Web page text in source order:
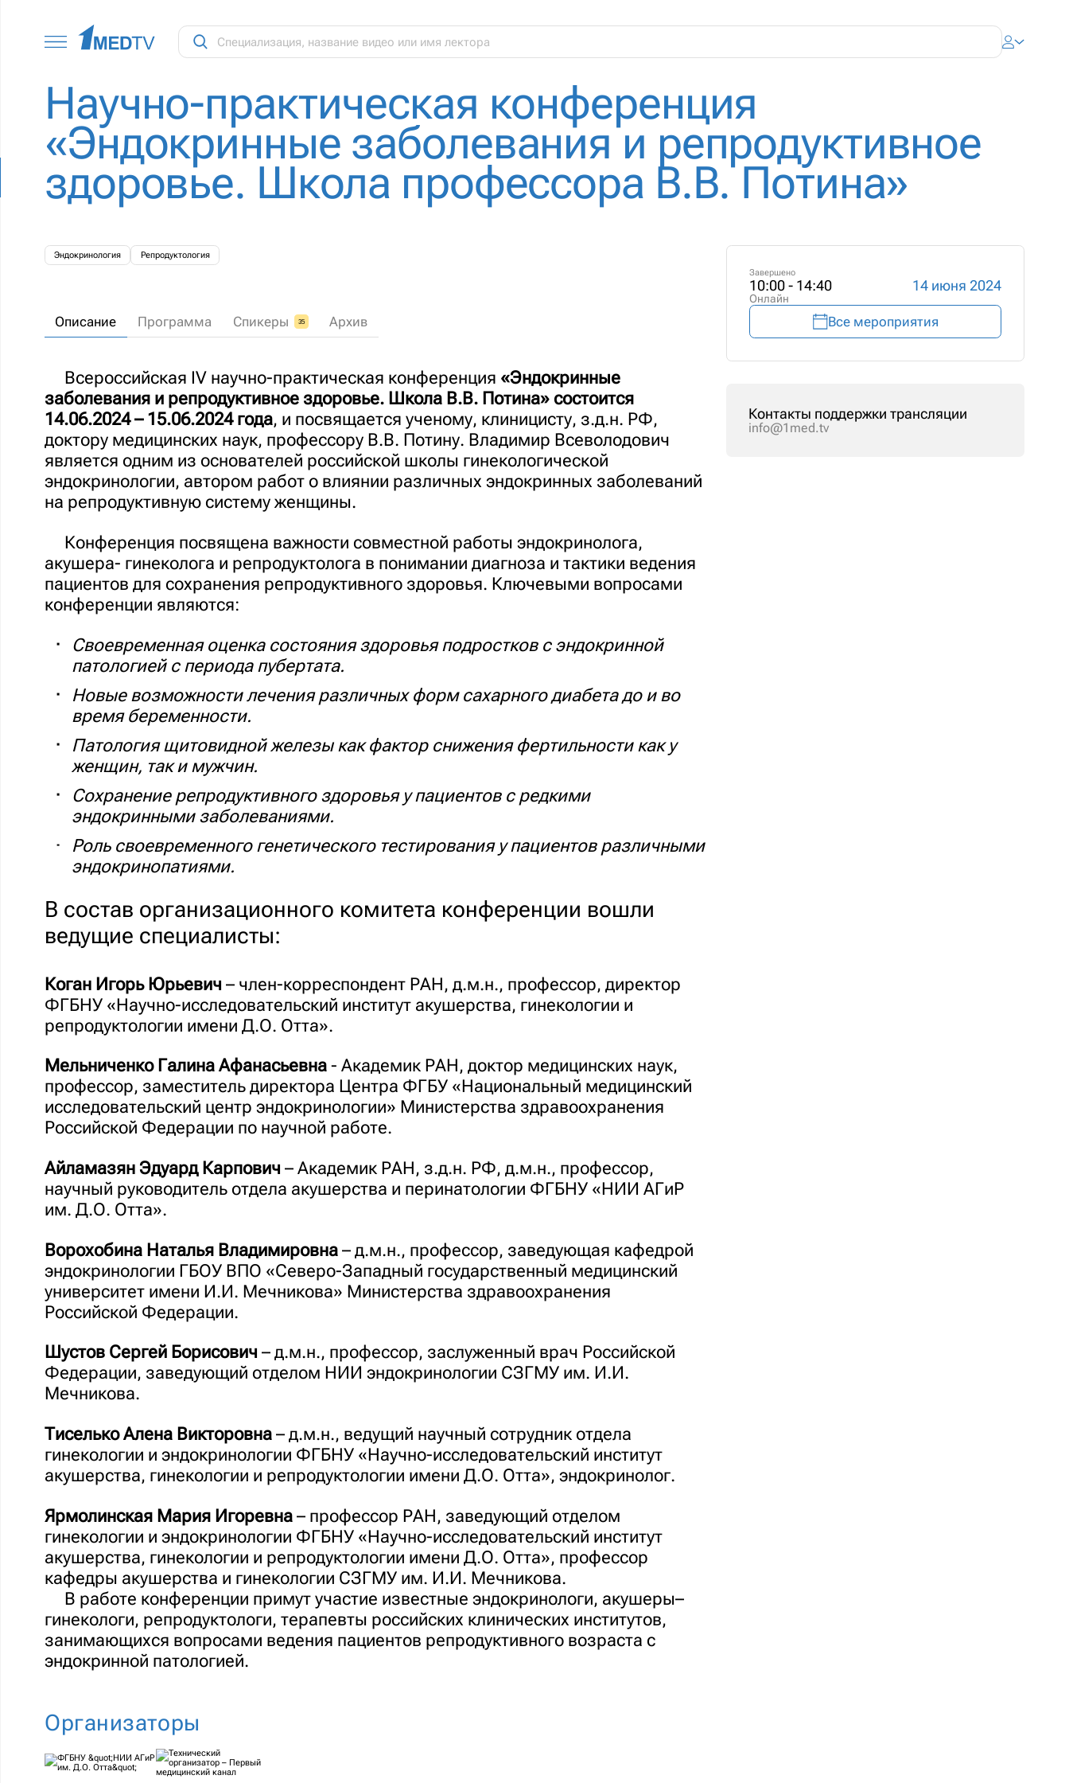
Научно-практическая конференция
«Эндокринные заболевания и репродуктивное
здоровье. Школа профессора В.В. Потина»
Эндокринология Репродуктология
Описание Программа Спикеры 35 Архив
Всероссийская IV научно-практическая конференция «Эндокринные
заболевания и репродуктивное здоровье. Школа В.В. Потина» состоится
14.06.2024 – 15.06.2024 года, и посвящается ученому, клиницисту, з.д.н. РФ,
доктору медицинских наук, профессору В.В. Потину. Владимир Всеволодович
является одним из основателей российской школы гинекологической
эндокринологии, автором работ о влиянии различных эндокринных заболеваний
на репродуктивную систему женщины.
Конференция посвящена важности совместной работы эндокринолога,
акушера- гинеколога и репродуктолога в понимании диагноза и тактики ведения
пациентов для сохранения репродуктивного здоровья. Ключевыми вопросами
конференции являются:
Своевременная оценка состояния здоровья подростков с эндокринной
патологией с периода пубертата.
Новые возможности лечения различных форм сахарного диабета до и во
время беременности.
Патология щитовидной железы как фактор снижения фертильности как у
женщин, так и мужчин.
Сохранение репродуктивного здоровья у пациентов с редкими
эндокринными заболеваниями.
Роль своевременного генетического тестирования у пациентов различными
эндокринопатиями.
В состав организационного комитета конференции вошли
ведущие специалисты:
Коган Игорь Юрьевич – член-корреспондент РАН, д.м.н., профессор, директор
ФГБНУ «Научно-исследовательский институт акушерства, гинекологии и
репродуктологии имени Д.О. Отта».
Мельниченко Галина Афанасьевна- Академик РАН, доктор медицинских наук,
профессор, заместитель директора Центра ФГБУ «Национальный медицинский
исследовательский центр эндокринологии» Министерства здравоохранения
Российской Федерации по научной работе.
Айламазян Эдуард Карпович – Академик РАН, з.д.н. РФ, д.м.н., профессор,
научный руководитель отдела акушерства и перинатологии ФГБНУ «НИИ АГиР
им. Д.О. Отта».
Ворохобина Наталья Владимировна– д.м.н., профессор, заведующая кафедрой
эндокринологии ГБОУ ВПО «Северо-Западный государственный медицинский
университет имени И.И. Мечникова» Министерства здравоохранения
Российской Федерации.
Шустов Сергей Борисович – д.м.н., профессор, заслуженный врач Российской
Федерации, заведующий отделом НИИ эндокринологии СЗГМУ им. И.И.
Мечникова.
Тиселько Алена Викторовна– д.м.н., ведущий научный сотрудник отдела
гинекологии и эндокринологии ФГБНУ «Научно-исследовательский институт
акушерства, гинекологии и репродуктологии имени Д.О. Отта», эндокринолог.
Ярмолинская Мария Игоревна– профессор РАН, заведующий отделом
гинекологии и эндокринологии ФГБНУ «Научно-исследовательский институт
акушерства, гинекологии и репродуктологии имени Д.О. Отта», профессор
кафедры акушерства и гинекологии СЗГМУ им. И.И. Мечникова.
В работе конференции примут участие известные эндокринологи, акушеры–
гинекологи, репродуктологи, терапевты российских клинических институтов,
занимающихся вопросами ведения пациентов репродуктивного возраста с
эндокринной патологией.
Организаторы
Завершено
10:00 - 14:40 14 июня 2024
Онлайн
Все мероприятия
Контакты поддержки трансляции
info@1med.tv